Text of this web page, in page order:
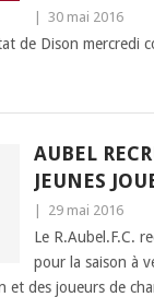
30 mai 2016
de Dison mercredi
AUBEL
JEUNES
29 mai 2016
Le R.Aubel.F.C.
pour la saison à
et des joueurs de